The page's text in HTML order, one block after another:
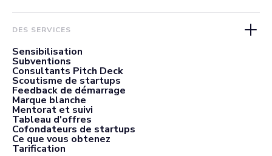
DES SERVICES
Sensibilisation
Subventions
Consultants Pitch Deck
Scoutisme de startups
Feedback de démarrage
Marque blanche
Mentorat et suivi
Tableau d'offres
Cofondateurs de startups
Ce que vous obtenez
Tarification